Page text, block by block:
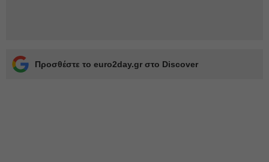
Προσθέστε το euro2day.gr στο Discover